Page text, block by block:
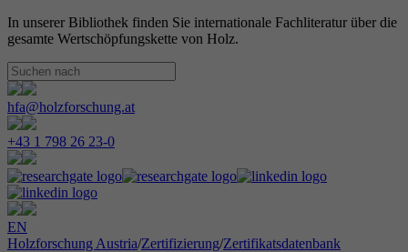
In unserer Bibliothek finden Sie internationale Fachliteratur über die
gesamte Wertschöpfungskette von Holz.
hfa@holzforschung.at
+43 1 798 26 23-0
EN
Holzforschung Austria/Zertifizierung/Zertifikatsdatenbank